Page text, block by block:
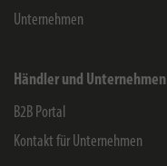
Unternehmen
Händler und Unternehmen
B2B Portal
Kontakt für Unternehmen